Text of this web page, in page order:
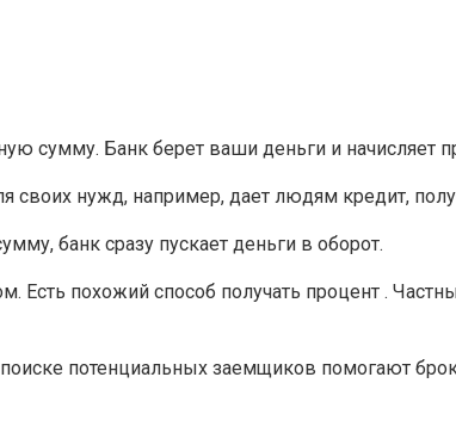
сумму. Банк берет ваши деньги и начисляет
своих нужд, например, дает людям кредит,
банк сразу пускает деньги в оборот.
Есть похожий способ получать процент .
потенциальных заемщиков помогают